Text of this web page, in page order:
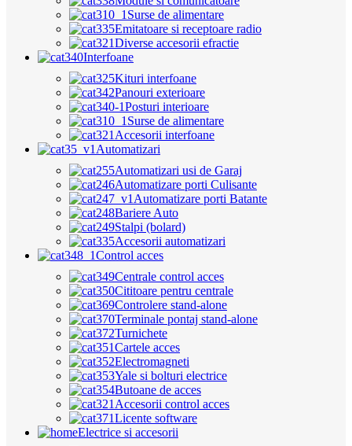
Surse de alimentare
Emitatoare si receptoare radio
Diverse accesorii efractie
Interfoane
Kituri interfoane
Panouri exterioare
Posturi interioare
Surse de alimentare
Accesorii interfoane
Automatizari
Automatizari usi de Garaj
Automatizare porti Culisante
Automatizare porti Batante
Bariere Auto
Stalpi (bolard)
Accesorii automatizari
Control acces
Centrale control acces
Cititoare pentru centrale
Controlere stand-alone
Terminale pontaj stand-alone
Turnichete
Cartele acces
Electromagneti
Yale si bolturi electrice
Butoane de acces
Accesorii control acces
Licente software
Electrice si accesorii